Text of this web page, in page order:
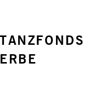
TANZFONDS
ERBE